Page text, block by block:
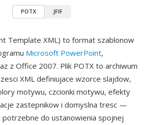
POTX JFIF
Template XML) to format szablonow
Microsoft PowerPoint,
z Office 2007. Plik POTX to archiwum
XML definiujace wzorce slajdow,
motywu, czcionki motywu, efekty
zastepnikow i domyslna tresc —
do ustanowienia spojnej